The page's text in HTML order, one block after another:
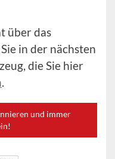
über das
in der nächsten
die Sie hier
.
und immer